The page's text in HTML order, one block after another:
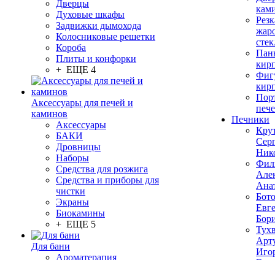
Дверцы
Духовые шкафы
Задвижки дымохода
Колосниковые решетки
Короба
Плиты и конфорки
+ ЕЩЕ 4
Аксессуары для печей и
каминов
Аксессуары
БАКИ
Дровницы
Наборы
Средства для розжига
Средства и приборы для
чистки
Экраны
Биокамины
+ ЕЩЕ 5
Для бани
Ароматерапия
Печники